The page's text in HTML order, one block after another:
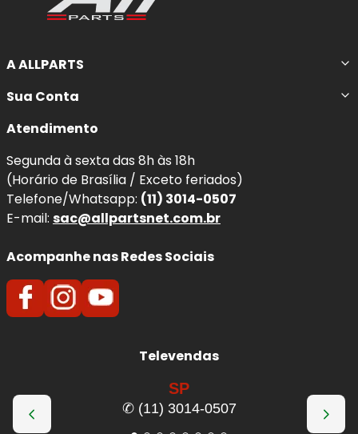
A ALLPARTS
Sua Conta
Atendimento
Segunda à sexta das 8h às 18h
(Horário de Brasília / Exceto feriados)
Telefone/Whatsapp: (11) 3014-0507
E-mail: sac@allpartsnet.com.br
Acompanhe nas Redes Sociais
Televendas
SP
✆ (11) 3014-0507